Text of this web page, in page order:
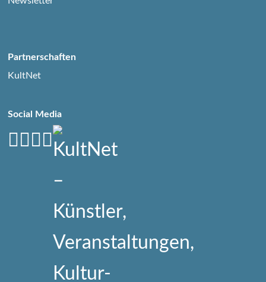
Partnerschaften
KultNet
Social Media